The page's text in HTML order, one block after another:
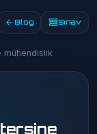
Blog Sınav
mühendislik